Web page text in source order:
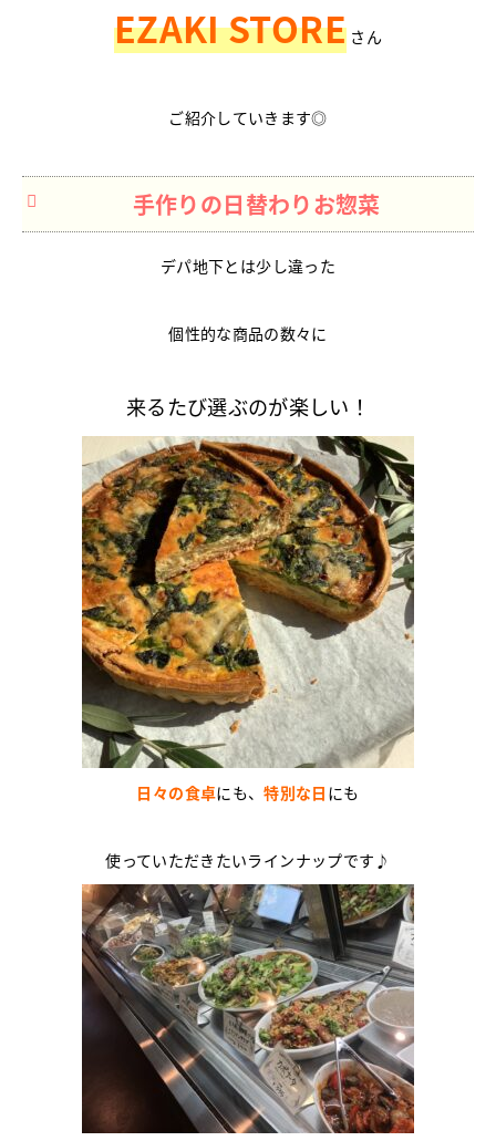
EZAKI STORE さん
ご紹介していきます◎
手作りの日替わりお惣菜
デパ地下とは少し違った
個性的な商品の数々に
来るたび選ぶのが楽しい！
日々の食卓にも、特別な日 にも
使っていただきたいラインナップです♪